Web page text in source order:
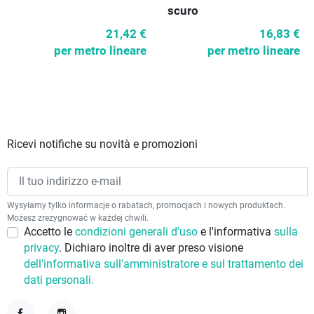
21,42 €
per metro lineare
scuro
16,83 €
per metro lineare
Ricevi notifiche su novità e promozioni
Wysyłamy tylko informacje o rabatach, promocjach i nowych produktach.
Możesz zrezygnować w każdej chwili.
Accetto le condizioni generali d'uso e l'informativa sulla
privacy. Dichiaro inoltre di aver preso visione
dell'informativa sull'amministratore e sul trattamento dei
dati personali.